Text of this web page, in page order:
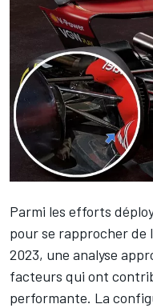
Parmi les efforts
pour se rapprocher de
2023, une analyse
facteurs qui ont
performante. La